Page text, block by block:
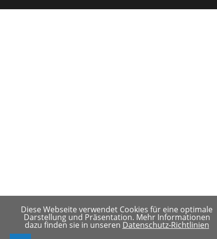
Diese Webseite verwendet Cookies für eine optimale
Darstellung und Präsentation. Mehr Informationen
dazu finden sie in unseren Datenschutz-Richtlinien